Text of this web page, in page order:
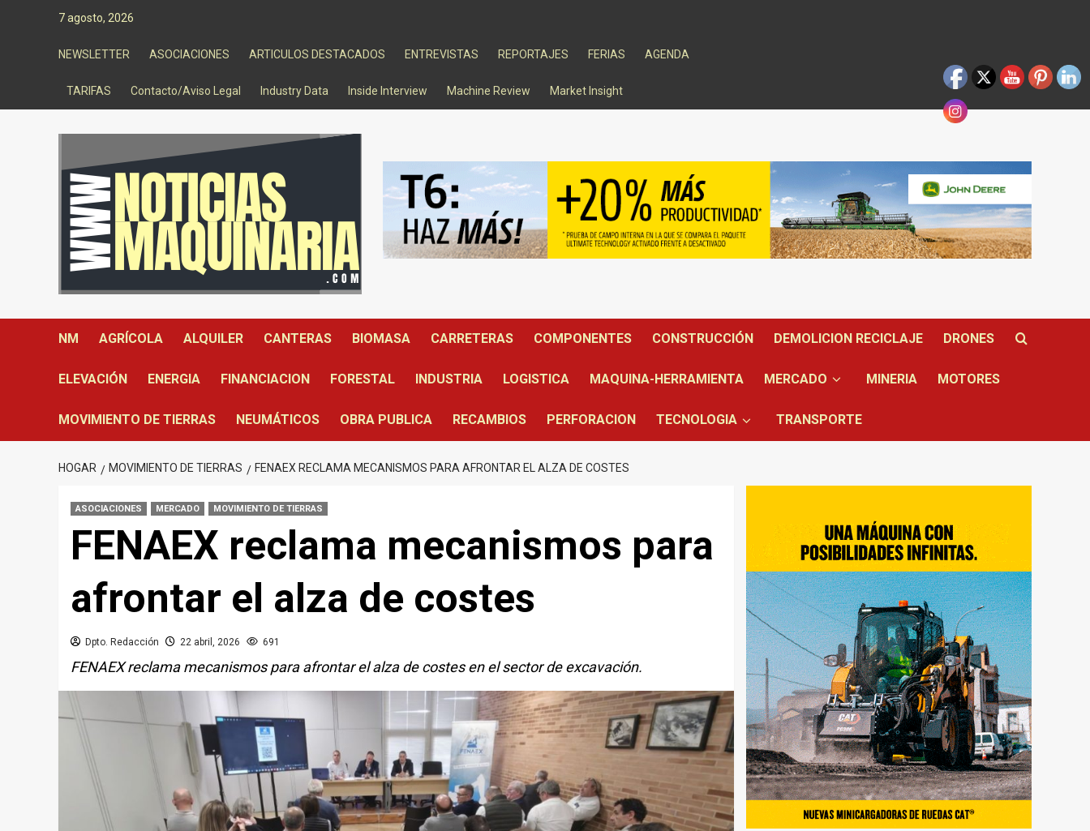
7 agosto, 2026
NEWSLETTER ASOCIACIONES ARTICULOS DESTACADOS ENTREVISTAS REPORTAJES FERIAS AGENDA
TARIFAS Contacto/Aviso Legal Industry Data Inside Interview Machine Review Market Insight
NM AGRÍCOLA ALQUILER CANTERAS BIOMASA CARRETERAS COMPONENTES CONSTRUCCIÓN DEMOLICION RECICLAJE DRONES
ELEVACIÓN ENERGIA FINANCIACION FORESTAL INDUSTRIA LOGISTICA MAQUINA-HERRAMIENTA MERCADO MINERIA MOTORES
MOVIMIENTO DE TIERRAS NEUMÁTICOS OBRA PUBLICA RECAMBIOS PERFORACION TECNOLOGIA TRANSPORTE
HOGAR MOVIMIENTO DE TIERRAS FENAEX RECLAMA MECANISMOS PARA AFRONTAR EL ALZA DE COSTES
ASOCIACIONES MERCADO MOVIMIENTO DE TIERRAS
FENAEX reclama mecanismos para
afrontar el alza de costes
Dpto. Redacción 22 abril, 2026 691
FENAEX reclama mecanismos para afrontar el alza de costes en el sector de excavación.